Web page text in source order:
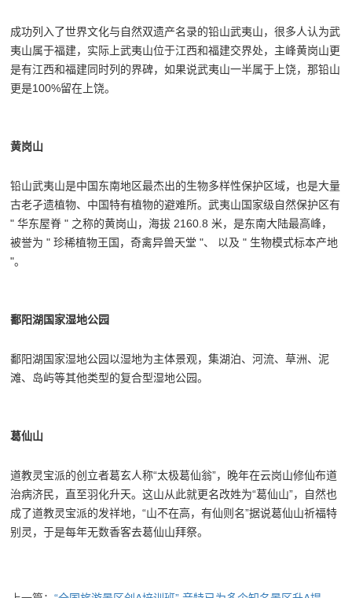
成功列入了世界文化与自然双遗产名录的铅山武夷山，很多人认为武
夷山属于福建，实际上武夷山位于江西和福建交界处，主峰黄岗山更
是有江西和福建同时列的界碑，如果说武夷山一半属于上饶，那铅山
更是100%留在上饶。
黄岗山
铅山武夷山是中国东南地区最杰出的生物多样性保护区域，也是大量
古老孑遗植物、中国特有植物的避难所。武夷山国家级自然保护区有
" 华东屋脊 " 之称的黄岗山，海拔 2160.8 米，是东南大陆最高峰，
被誉为 " 珍稀植物王国，奇禽异兽天堂 "、 以及 " 生物模式标本产地
"。
鄱阳湖国家湿地公园
鄱阳湖国家湿地公园以湿地为主体景观，集湖泊、河流、草洲、泥
滩、岛屿等其他类型的复合型湿地公园。
葛仙山
道教灵宝派的创立者葛玄人称“太极葛仙翁”，晚年在云岗山修仙布道
治病济民，直至羽化升天。这山从此就更名改姓为“葛仙山”，自然也
成了道教灵宝派的发祥地，“山不在高，有仙则名”据说葛仙山祈福特
别灵，于是每年无数香客去葛仙山拜祭。